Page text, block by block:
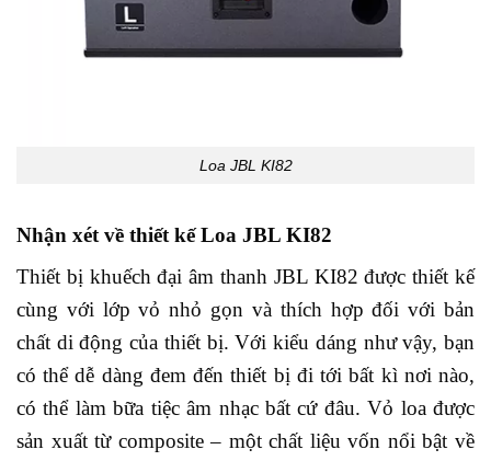
Loa JBL KI82
Nhận xét về thiết kế Loa JBL KI82
Thiết bị khuếch đại âm thanh JBL KI82 được thiết kế
cùng với lớp vỏ nhỏ gọn và thích hợp đối với bản
chất di động của thiết bị. Với kiểu dáng như vậy, bạn
có thể dễ dàng đem đến thiết bị đi tới bất kì nơi nào,
có thể làm bữa tiệc âm nhạc bất cứ đâu. Vỏ loa được
sản xuất từ composite – một chất liệu vốn nổi bật về